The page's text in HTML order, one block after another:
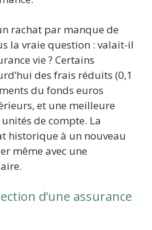
rachat par manque de
la vraie question : valait-il
vie ? Certains
des frais réduits (0,1
du fonds euros
et une meilleure
de compte. La
historique à un nouveau
même avec une
d’une assurance